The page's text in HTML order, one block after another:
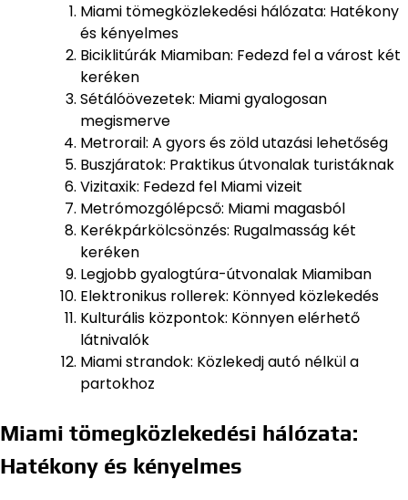
Miami tömegközlekedési hálózata: Hatékony
és kényelmes
Biciklitúrák Miamiban: Fedezd fel a várost két
keréken
Sétálóövezetek: Miami gyalogosan
megismerve
Metrorail: A gyors és zöld utazási lehetőség
Buszjáratok: Praktikus útvonalak turistáknak
Vizitaxik: Fedezd fel Miami vizeit
Metrómozgólépcső: Miami magasból
Kerékpárkölcsönzés: Rugalmasság két
keréken
Legjobb gyalogtúra-útvonalak Miamiban
Elektronikus rollerek: Könnyed közlekedés
Kulturális központok: Könnyen elérhető
látnivalók
Miami strandok: Közlekedj autó nélkül a
partokhoz
Miami tömegközlekedési hálózata:
Hatékony és kényelmes